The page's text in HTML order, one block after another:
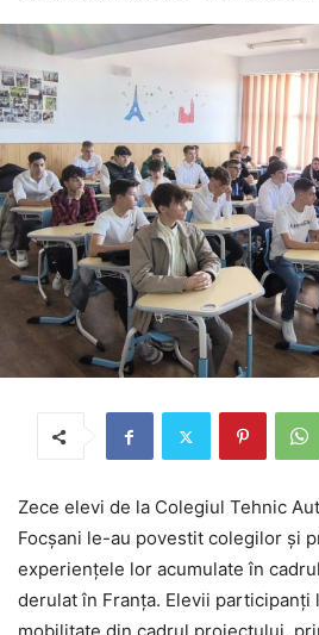
Zece elevi de la Colegiul Tehnic
Focșani le-au povestit colegilor și
experiențele lor acumulate în
derulat în Franța. Elevii participanți